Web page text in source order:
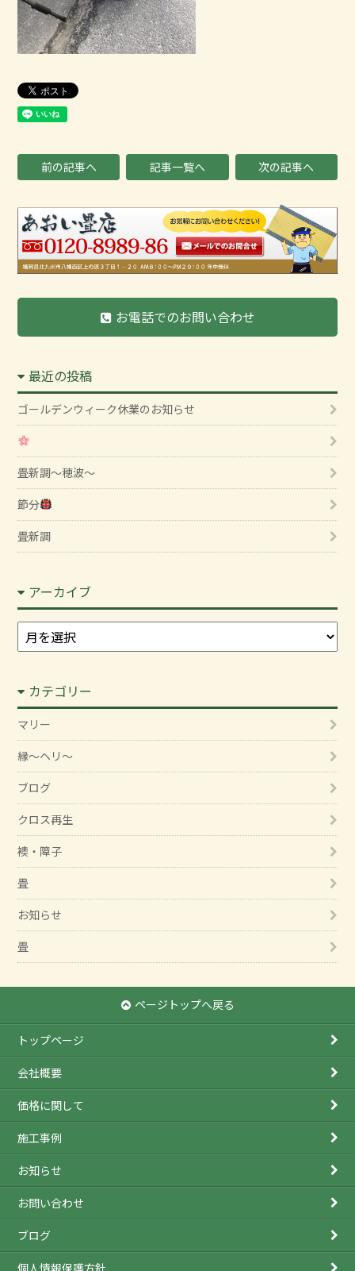
前の記事へ 記事一覧へ 次の記事へ
お電話でのお問い合わせ
最近の投稿
ゴールデンウィーク休業のお知らせ
畳新調～穂波～
節分
畳新調
アーカイブ
ア
ー
イ
ブ
カテゴリー
マリー
縁～ヘリ～
ブログ
クロス再生
襖・障子
畳
お知らせ
畳
ページトップへ戻る
トップページ
会社概要
価格に関して
施工事例
お知らせ
お問い合わせ
ブログ
個人情報保護方針